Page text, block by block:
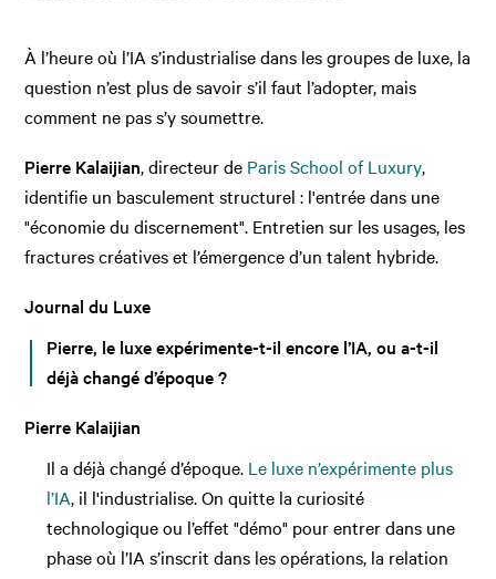
À l’heure où l’IA s’industrialise dans les groupes de luxe, la
question n’est plus de savoir s’il faut l’adopter, mais
comment ne pas s’y soumettre.
Pierre Kalaijian, directeur de Paris School of Luxury,
identifie un basculement structurel : l'entrée dans une
"économie du discernement". Entretien sur les usages, les
fractures créatives et l’émergence d’un talent hybride.
Journal du Luxe
Pierre, le luxe expérimente-t-il encore l’IA, ou a-t-il
déjà changé d’époque ?
Pierre Kalaijian
Il a déjà changé d’époque. Le luxe n’expérimente plus
l’IA, il l'industrialise. On quitte la curiosité
technologique ou l’effet "démo" pour entrer dans une
phase où l’IA s’inscrit dans les opérations, la relation